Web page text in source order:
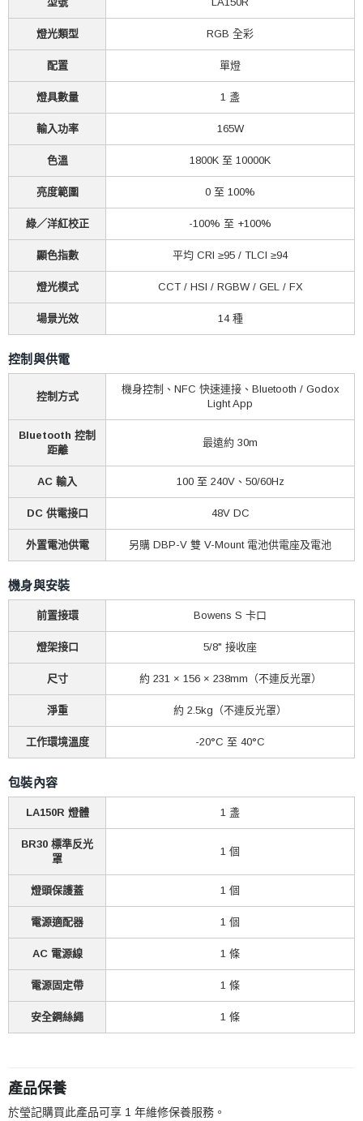
燈光類型 RGB 全彩
配置 單燈
燈具數量 1 盞
輸入功率 165W
色溫 1800K 至 10000K
亮度範圍 0 至 100%
綠／洋紅校正 -100% 至 +100%
顯色指數 平均 CRI ≥95 / TLCI ≥94
燈光模式 CCT / HSI / RGBW / GEL / FX
場景光效 14 種
控制與供電
控制方式
機身控制、NFC 快速連接、Bluetooth / Godox
Light App
Bluetooth 控制
距離
最遠約 30m
AC 輸入 100 至 240V、50/60Hz
DC 供電接口 48V DC
外置電池供電 另購 DBP-V 雙 V-Mount 電池供電座及電池
機身與安裝
前置接環 Bowens S 卡口
燈架接口 5/8" 接收座
尺寸 約 231 × 156 × 238mm（不連反光罩）
淨重 約 2.5kg（不連反光罩）
工作環境溫度 -20°C 至 40°C
包裝內容
LA150R 燈體 1 盞
BR30 標準反光
罩
1 個
燈頭保護蓋 1 個
電源適配器 1 個
AC 電源線 1 條
電源固定帶 1 條
安全鋼絲繩 1 條
產品保養
於瑩記購買此產品可享 1 年維修保養服務。